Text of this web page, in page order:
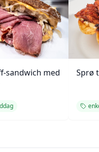
sandwich med
Sprø